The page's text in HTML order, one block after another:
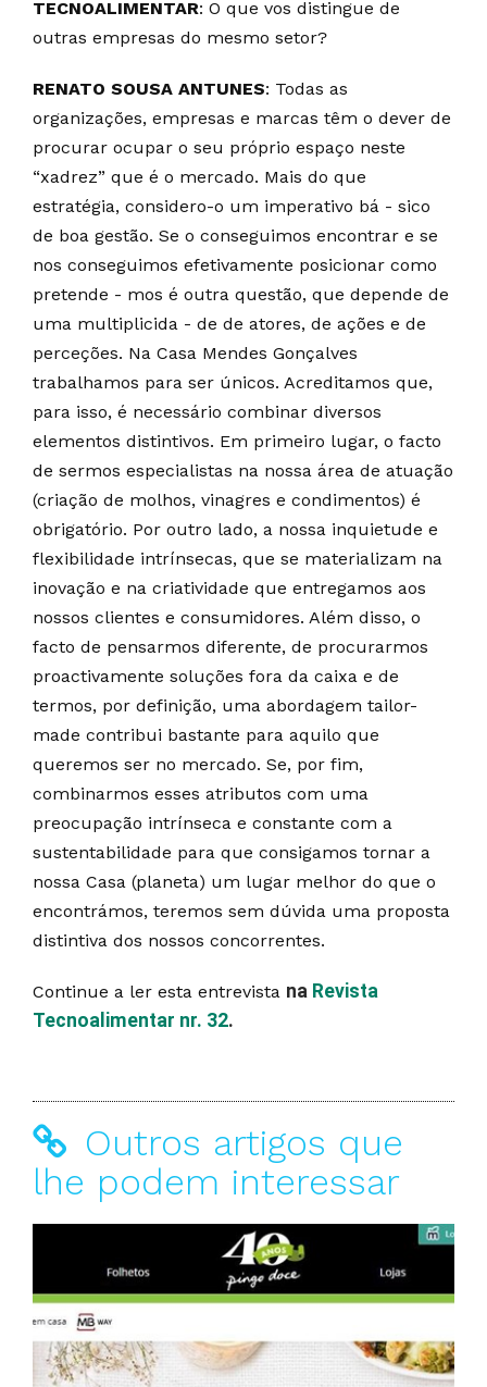
TECNOALIMENTAR: O que vos distingue de
outras empresas do mesmo setor?
RENATO SOUSA ANTUNES: Todas as
organizações, empresas e marcas têm o dever de
procurar ocupar o seu próprio espaço neste
“xadrez” que é o mercado. Mais do que
estratégia, considero-o um imperativo bá - sico
de boa gestão. Se o conseguimos encontrar e se
nos conseguimos efetivamente posicionar como
pretende - mos é outra questão, que depende de
uma multiplicida - de de atores, de ações e de
perceções. Na Casa Mendes Gonçalves
trabalhamos para ser únicos. Acreditamos que,
para isso, é necessário combinar diversos
elementos distintivos. Em primeiro lugar, o facto
de sermos especialistas na nossa área de atuação
(criação de molhos, vinagres e condimentos) é
obrigatório. Por outro lado, a nossa inquietude e
flexibilidade intrínsecas, que se materializam na
inovação e na criatividade que entregamos aos
nossos clientes e consumidores. Além disso, o
facto de pensarmos diferente, de procurarmos
proactivamente soluções fora da caixa e de
termos, por definição, uma abordagem tailor-
made contribui bastante para aquilo que
queremos ser no mercado. Se, por fim,
combinarmos esses atributos com uma
preocupação intrínseca e constante com a
sustentabilidade para que consigamos tornar a
nossa Casa (planeta) um lugar melhor do que o
encontrámos, teremos sem dúvida uma proposta
distintiva dos nossos concorrentes.
Continue a ler esta entrevista na Revista
Tecnoalimentar nr. 32.
Outros artigos que
lhe podem interessar